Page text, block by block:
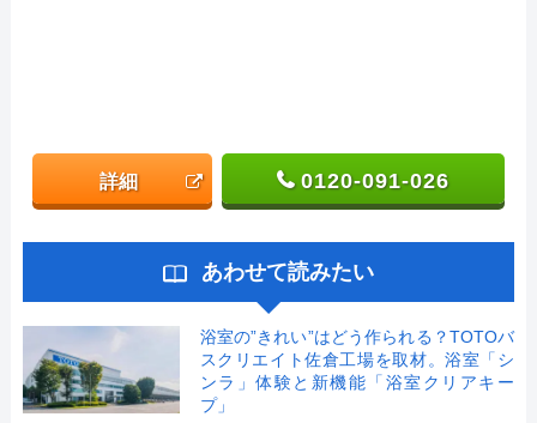
詳細 0120-091-026
あわせて読みたい
浴室の”きれい”はどう作られる？TOTOバ
スクリエイト佐倉工場を取材。浴室「シ
ンラ」体験と新機能「浴室クリアキー
プ」